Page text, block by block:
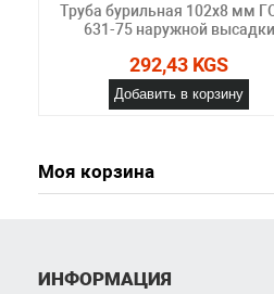
Труба бурильная 102x8 мм
631-75 наружной высадки
292,43 KGS
Добавить в корзину
Моя корзина
ИНФОРМАЦИЯ